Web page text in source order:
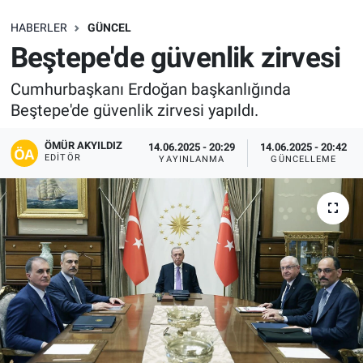
HABERLER GÜNCEL
Beştepe'de güvenlik zirvesi
Cumhurbaşkanı Erdoğan başkanlığında
Beştepe'de güvenlik zirvesi yapıldı.
ÖMÜR AKYILDIZ
EDITÖR
14.06.2025 - 20:29
YAYINLANMA
14.06.2025 - 20:42
GÜNCELLEME
SAĞLIK
EKONOMİ
EĞİTİM
ÖZEL HABER
Keşfet
ASTROLOJİ
MANŞET
RESMİ İLANLAR
İLAN